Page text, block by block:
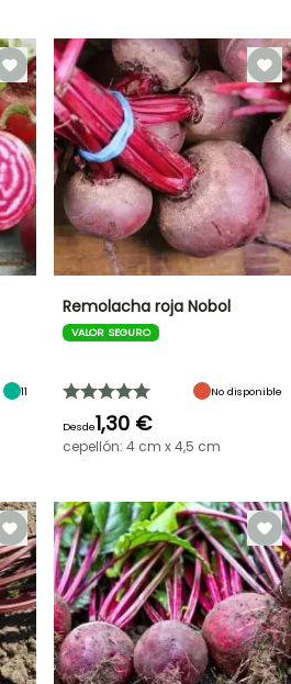
11
Remolacha roja Nobol
VALOR SEGURO
No disponible
Desde1,30 €
cepellón: 4 cm x 4,5 cm